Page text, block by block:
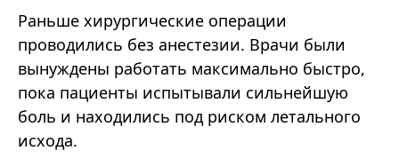
Раньше хирургические операции
проводились без анестезии. Врачи были
вынуждены работать максимально быстро,
пока пациенты испытывали сильнейшую
боль и находились под риском летального
исхода.